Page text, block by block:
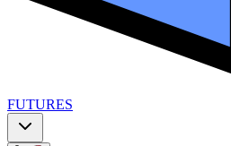
FUTURES